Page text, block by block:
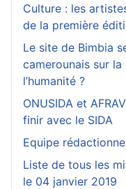
Culture : les
de la première
Le site de Bimbia
camerounais sur
l’humanité ?
ONUSIDA et
finir avec le SIDA
Equipe
Liste de tous les
le 04 janvier 2019